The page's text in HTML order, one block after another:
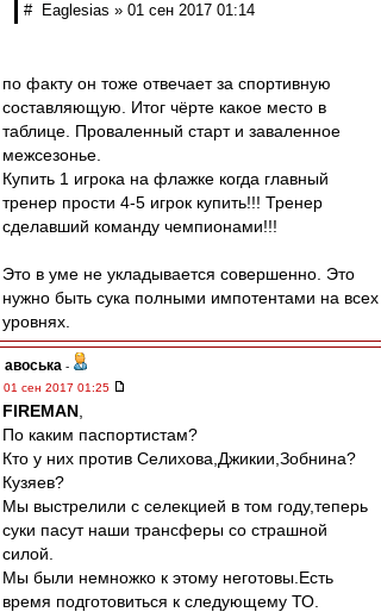
# Eaglesias » 01 сен 2017 01:14
по факту он тоже отвечает за спортивную
составляющую. Итог чёрте какое место в
таблице. Проваленный старт и заваленное
межсезонье.
Купить 1 игрока на флажке когда главный
тренер прости 4-5 игрок купить!!! Тренер
сделавший команду чемпионами!!!
Это в уме не укладывается совершенно. Это
нужно быть сука полными импотентами на всех
уровнях.
авоська -
01 сен 2017 01:25
FIREMAN
По каким паспортистам?
Кто у них против Селихова,Джикии,Зобнина?
Кузяев?
Мы выстрелили с селекцией в том году,теперь
суки пасут наши трансферы со страшной
силой.
Мы были немножко к этому неготовы.Есть
время подготовиться к следующему ТО.